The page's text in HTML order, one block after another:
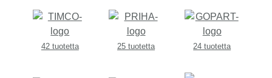
42 tuotetta 25 tuotetta 24 tuotetta